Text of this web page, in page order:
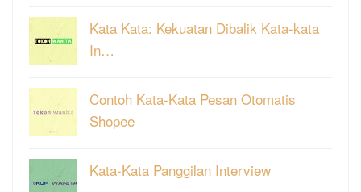
Kata Kata: Kekuatan Dibalik Kata-kata
In…
Contoh Kata-Kata Pesan Otomatis
Shopee
Kata-Kata Panggilan Interview